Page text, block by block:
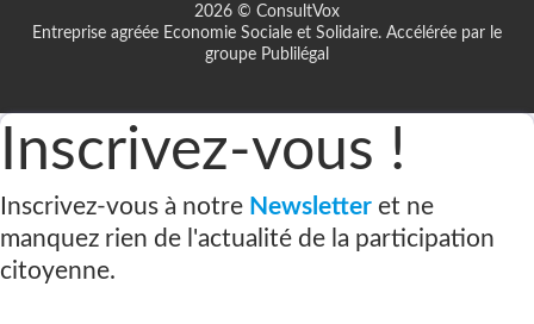
2026 © ConsultVox
Entreprise agréée Economie Sociale et Solidaire. Accélérée par le
groupe Publilégal
Inscrivez-vous !
Inscrivez-vous à notre Newsletter et ne
manquez rien de l'actualité de la participation
citoyenne.